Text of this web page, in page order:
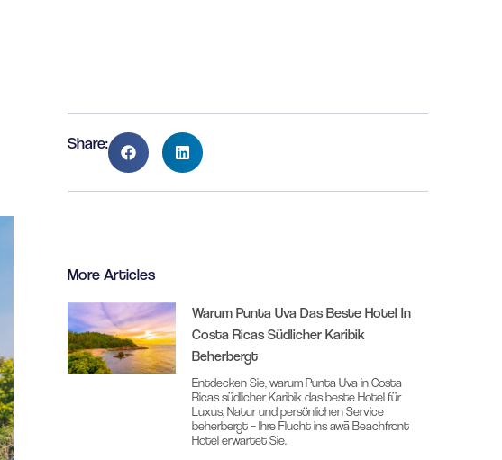
Share:
More Articles
Warum Punta Uva Das Beste Hotel In
Costa Ricas Südlicher Karibik
Beherbergt
Entdecken Sie, warum Punta Uva in Costa
Ricas südlicher Karibik das beste Hotel für
Luxus, Natur und persönlichen Service
beherbergt – Ihre Flucht ins awā Beachfront
Hotel erwartet Sie.